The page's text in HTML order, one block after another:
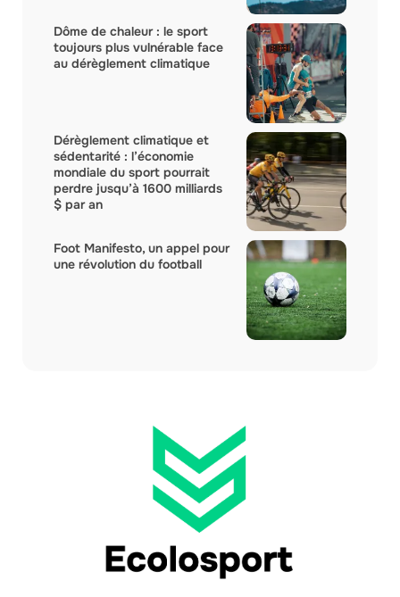
Dôme de chaleur : le sport
toujours plus vulnérable face
au dérèglement climatique
Dérèglement climatique et
sédentarité : l’économie
mondiale du sport pourrait
perdre jusqu’à 1600 milliards
$ par an
Foot Manifesto, un appel pour
une révolution du football